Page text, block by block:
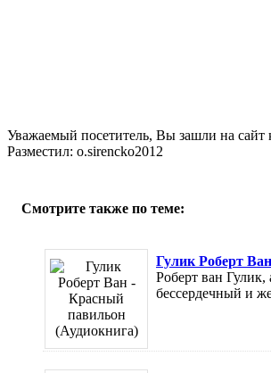
Уважаемый посетитель, Вы зашли на сайт
Разместил: o.sirencko2012
Смотрите также по теме:
Гулик Роберт
Роберт ван Гулик,
бессердечный и